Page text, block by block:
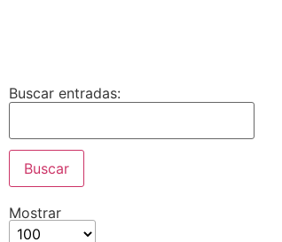
Buscar entradas:
Mostrar